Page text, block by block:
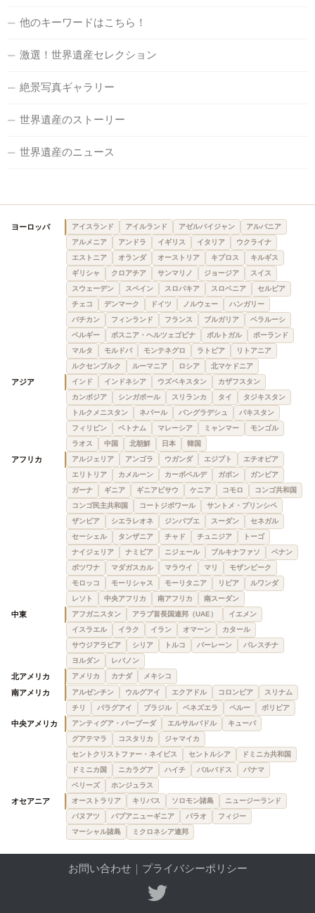
他のキーワードはこちら！
激選！世界遺産セレクション
絶景写真ギャラリー
世界遺産のストーリー
世界遺産のニュース
ヨーロッパ アイスランド アイルランド アゼルバイジャン
アルバニア
アルメニア
アンドラ イギリス イタリア
ウクライナ
エストニア
オランダ オーストリア キプロス
キルギス
ギリシャ
クロアチア サンマリノ ジョージア
スイス
スウェーデン
スペイン スロバキア スロベニア
セルビア
チェコ
デンマーク ドイツ ノルウェー
ハンガリー
バチカン
フィンランド フランス ブルガリア
ベラルーシ
ベルギー
ボスニア・ヘルツェゴビナ ポルトガル
ポーランド
マルタ
モルドバ モンテネグロ ラトビア
リトアニア
ルクセンブルク
ルーマニア ロシア 北マケドニア
アジア インド インドネシア ウズベキスタン
カザフスタン
カンボジア
シンガポール スリランカ タイ
タジキスタン
トルクメニスタン
ネパール バングラデシュ
パキスタン
フィリピン
ベトナム マレーシア ミャンマー
モンゴル
ラオス
中国 北朝鮮 日本 韓国
アフリカ アルジェリア アンゴラ ウガンダ エジプト
エチオピア
エリトリア
カメルーン カーボベルデ ガボン
ガンビア
ガーナ
ギニア ギニアビサウ ケニア コモロ
コンゴ共和国
コンゴ民主共和国
コートジボワール
サントメ・プリンシペ
ザンビア
シエラレオネ ジンバブエ スーダン
セネガル
セーシェル
タンザニア チャド チュニジア
トーゴ
ナイジェリア
ナミビア ニジェール ブルキナファソ
ベナン
ボツワナ
マダガスカル マラウイ マリ
モザンビーク
モロッコ
モーリシャス モーリタニア リビア
ルワンダ
レソト
中央アフリカ 南アフリカ 南スーダン
中東 アフガニスタン アラブ首長国連邦（UAE）
イエメン
イスラエル
イラク イラン オマーン
カタール
サウジアラビア
シリア トルコ バーレーン
パレスチナ
ヨルダン
レバノン
北アメリカ アメリカ カナダ メキシコ
南アメリカ アルゼンチン ウルグアイ エクアドル コロンビア
スリナム
チリ
パラグアイ ブラジル ベネズエラ ペルー ボリビア
中央アメリカ アンティグア・バーブーダ エルサルバドル
キューバ
グアテマラ
コスタリカ
ジャマイカ
セントクリストファー・ネイビス
セントルシア
ドミニカ共和国
ドミニカ国
ニカラグア ハイチ バルバドス
パナマ
ベリーズ
ホンジュラス
オセアニア オーストラリア キリバス ソロモン諸島
ニュージーランド
バヌアツ
パプアニューギニア パラオ
フィジー
マーシャル諸島
ミクロネシア連邦
お問い合わせ｜ プライバシーポリシー